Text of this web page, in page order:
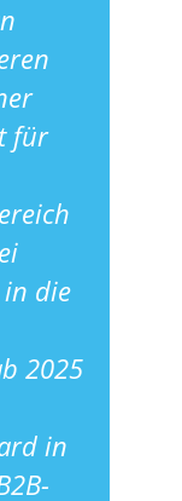
für
die
2025
in